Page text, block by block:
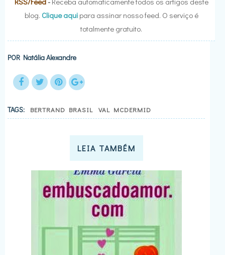
blog. Clique aquipara assinar nosso feed. O serviço é
totalmente gratuito.
POR Natália Alexandre
TAGS: BERTRAND BRASIL VAL MCDERMID
LEIA TAMBÉM